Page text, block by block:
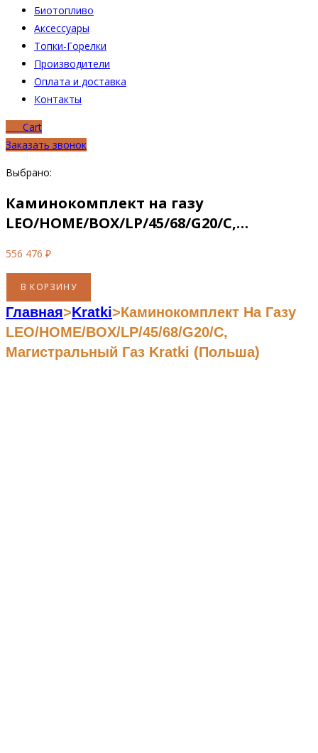
Биотопливо
Аксессуары
Топки-Горелки
Производители
Оплата и доставка
Контакты
Cart
Заказать звонок
Выбрано:
Каминокомплект на газу
LEO/HOME/BOX/LP/45/68/G20/C,…
556 476 ₽
Количество
товара
Каминокомплект
на
газу
В КОРЗИНУ
Главная>Kratki>Каминокомплект На Газу
LEO/HOME/BOX/LP/45/68/G20/C,
Магистральный Газ Kratki (Польша)